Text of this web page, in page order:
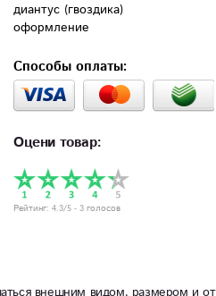
диантус (гвоздика)
оформление
Способы оплаты:
Оцени товар:
Рейтинг: 4.3/5 - 3 голосов
внешним видом, размером и